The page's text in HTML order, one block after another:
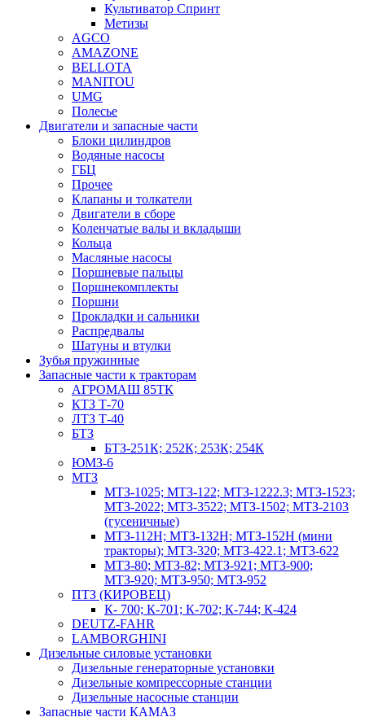
Культиватор Спринт
Метизы
AGCO
AMAZONE
BELLOTA
MANITOU
UMG
Полесье
Двигатели и запасные части
Блоки цилиндров
Водяные насосы
ГБЦ
Прочее
Клапаны и толкатели
Двигатели в сборе
Коленчатые валы и вкладыши
Кольца
Масляные насосы
Поршневые пальцы
Поршнекомплекты
Поршни
Прокладки и сальники
Распредвалы
Шатуны и втулки
Зубья пружинные
Запасные части к тракторам
АГРОМАШ 85ТК
КТЗ Т-70
ЛТЗ Т-40
БТЗ
БТЗ-251К; 252К; 253К; 254К
ЮМЗ-6
МТЗ
МТЗ-1025; МТЗ-122; МТЗ-1222.3; МТЗ-1523;
МТЗ-2022; МТЗ-3522; МТЗ-1502; МТЗ-2103
(гусеничные)
МТЗ-112Н; МТЗ-132Н; МТЗ-152Н (мини
тракторы); МТЗ-320; МТЗ-422.1; МТЗ-622
МТЗ-80; МТЗ-82; МТЗ-921; МТЗ-900;
МТЗ-920; МТЗ-950; МТЗ-952
ПТЗ (КИРОВЕЦ)
К- 700; К-701; К-702; К-744; К-424
DEUTZ-FAHR
LAMBORGHINI
Дизельные силовые установки
Дизельные генераторные установки
Дизельные компрессорные станции
Дизельные насосные станции
Запасные части КАМАЗ